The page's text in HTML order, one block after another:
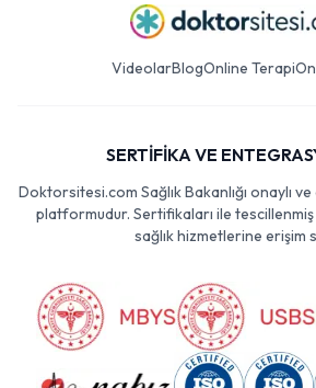
VideolarBlogOnline Terapi
SERTİFİKA VE
Doktorsitesi.com Sağlık Bakanlığı onaylı
platformudur. Sertifikaları ile tescillenmiş
sağlık hizmetlerine erişim